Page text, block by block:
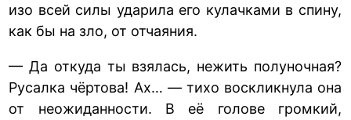
изо всей силы ударила его кулачками в спину,
как бы на зло, от отчаяния.
— Да откуда ты взялась, нежить полуночная?
Русалка чёртова! Ах… — тихо воскликнула она
от неожиданности. В её голове громкий,